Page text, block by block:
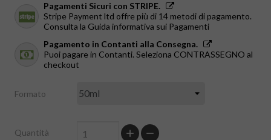
Pagamenti Sicuri con STRIPE.
Stripe Payment ltd offre più di 14 metodi di pagamento.
Consulta la Guida informativa sui Pagamenti
Pagamento in Contanti alla Consegna.
Puoi pagare in Contanti. Seleziona CONTRASSEGNO al
checkout
Formato
Quantità